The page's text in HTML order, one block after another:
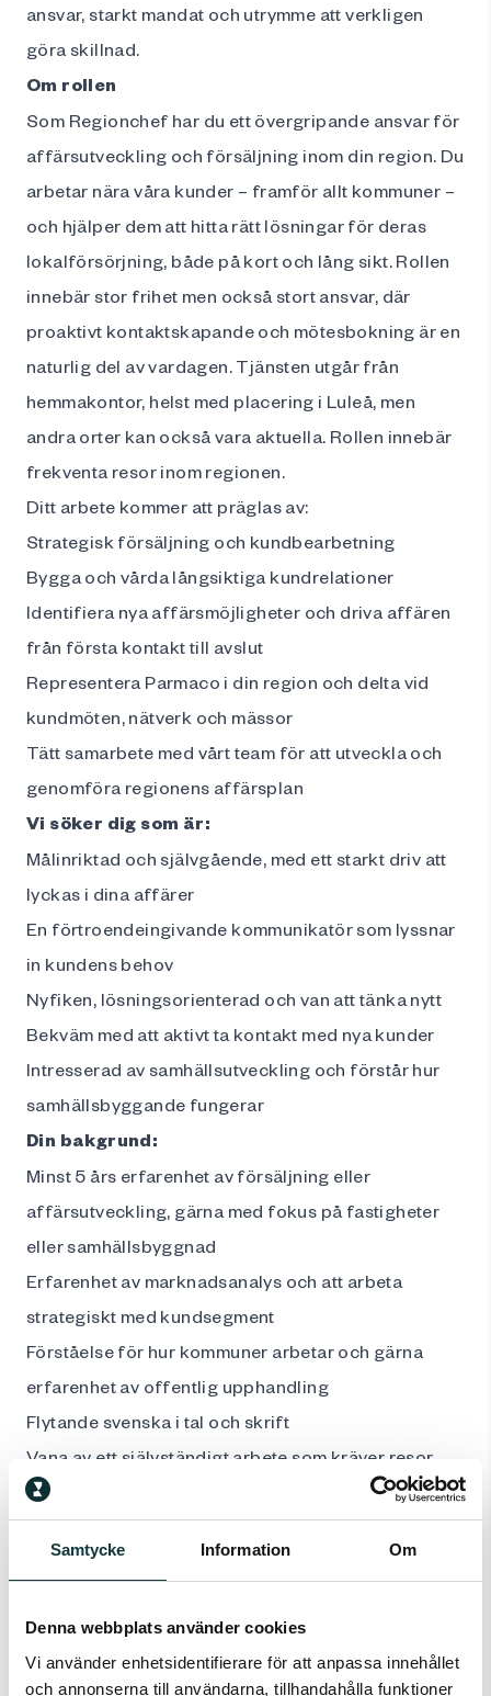
Samtycke Information Om
Denna webbplats använder cookies
Vi använder enhetsidentifierare för att anpassa innehållet
och annonserna till användarna, tillhandahålla funktioner
ansvar, starkt mandat och utrymme att verkligen
göra skillnad.
Om rollen
Som Regionchef har du ett övergripande ansvar för
affärsutveckling och försäljning inom din region. Du
arbetar nära våra kunder – framför allt kommuner –
och hjälper dem att hitta rätt lösningar för deras
lokalförsörjning, både på kort och lång sikt. Rollen
innebär stor frihet men också stort ansvar, där
proaktivt kontaktskapande och mötesbokning är en
naturlig del av vardagen. Tjänsten utgår från
hemmakontor, helst med placering i Luleå, men
andra orter kan också vara aktuella. Rollen innebär
frekventa resor inom regionen.
Ditt arbete kommer att präglas av:
Strategisk försäljning och kundbearbetning
Bygga och vårda långsiktiga kundrelationer
Identifiera nya affärsmöjligheter och driva affären
från första kontakt till avslut
Representera Parmaco i din region och delta vid
kundmöten, nätverk och mässor
Tätt samarbete med vårt team för att utveckla och
genomföra regionens affärsplan
Vi söker dig som är:
Målinriktad och självgående, med ett starkt driv att
lyckas i dina affärer
En förtroendeingivande kommunikatör som lyssnar
in kundens behov
Nyfiken, lösningsorienterad och van att tänka nytt
Bekväm med att aktivt ta kontakt med nya kunder
Intresserad av samhällsutveckling och förstår hur
samhällsbyggande fungerar
Din bakgrund:
Minst 5 års erfarenhet av försäljning eller
affärsutveckling, gärna med fokus på fastigheter
eller samhällsbyggnad
Erfarenhet av marknadsanalys och att arbeta
strategiskt med kundsegment
Förståelse för hur kommuner arbetar och gärna
erfarenhet av offentlig upphandling
Flytande svenska i tal och skrift
Vana av ett självständigt arbete som kräver resor
inom regionen
Vi erbjuder:
En meningsfull roll i ett företag som ligger i
byggnadslösningar
Stora möjligheter att påverka din region och